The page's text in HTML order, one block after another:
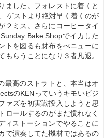
ました。 フォレストに着くと
ゲストより絶対早く着くのが
２ミス。さらに コーヒータイ
Bake Shopでイカした
トを図るも財布をべニューに
らうことになり３者凡退。
最高のストラトと、本当はオ
のKENっていうキモいビジ
ァズを初実戦投入しようと思
ロールするのがまだ慣れなく
ィストーションでやることに
で演奏してた機材ではあるの